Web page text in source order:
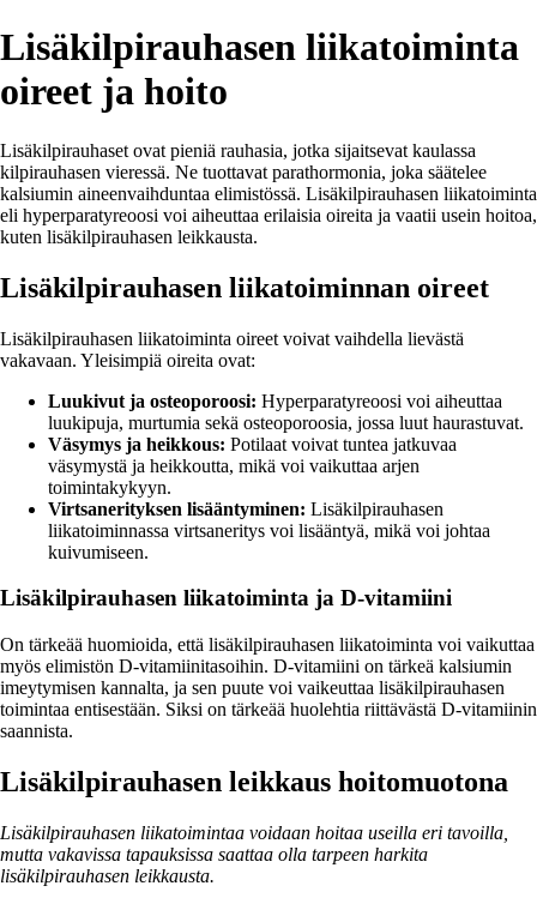
Lisäkilpirauhasen liikatoiminta
oireet ja hoito
Lisäkilpirauhaset ovat pieniä rauhasia, jotka sijaitsevat kaulassa
kilpirauhasen vieressä. Ne tuottavat parathormonia, joka säätelee
kalsiumin aineenvaihduntaa elimistössä. Lisäkilpirauhasen liikatoiminta
eli hyperparatyreoosi voi aiheuttaa erilaisia oireita ja vaatii usein hoitoa,
kuten lisäkilpirauhasen leikkausta.
Lisäkilpirauhasen liikatoiminnan oireet
Lisäkilpirauhasen liikatoiminta oireet voivat vaihdella lievästä
vakavaan. Yleisimpiä oireita ovat:
Luukivut ja osteoporoosi: Hyperparatyreoosi voi aiheuttaa
luukipuja, murtumia sekä osteoporoosia, jossa luut haurastuvat.
Väsymys ja heikkous: Potilaat voivat tuntea jatkuvaa
väsymystä ja heikkoutta, mikä voi vaikuttaa arjen
toimintakykyyn.
Virtsanerityksen lisääntyminen: Lisäkilpirauhasen
liikatoiminnassa virtsaneritys voi lisääntyä, mikä voi johtaa
kuivumiseen.
Lisäkilpirauhasen liikatoiminta ja D-vitamiini
On tärkeää huomioida, että lisäkilpirauhasen liikatoiminta voi vaikuttaa
myös elimistön D-vitamiinitasoihin. D-vitamiini on tärkeä kalsiumin
imeytymisen kannalta, ja sen puute voi vaikeuttaa lisäkilpirauhasen
toimintaa entisestään. Siksi on tärkeää huolehtia riittävästä D-vitamiinin
saannista.
Lisäkilpirauhasen leikkaus hoitomuotona
Lisäkilpirauhasen liikatoimintaa voidaan hoitaa useilla eri tavoilla,
mutta vakavissa tapauksissa saattaa olla tarpeen harkita
lisäkilpirauhasen leikkausta.